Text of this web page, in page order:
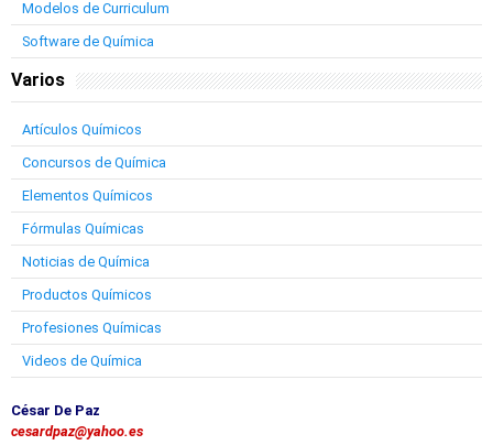
Modelos de Curriculum
Software de Química
Varios
Artículos Químicos
Concursos de Química
Elementos Químicos
Fórmulas Químicas
Noticias de Química
Productos Químicos
Profesiones Químicas
Videos de Química
César De Paz
cesardpaz@yahoo.es